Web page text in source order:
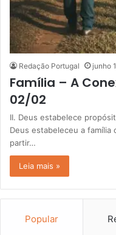
Redação Portugal junho
Família – A
02/02
II. Deus estabelece
Deus estabeleceu a
partir…
Leia mais »
Popular